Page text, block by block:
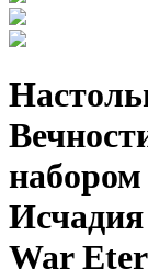
War